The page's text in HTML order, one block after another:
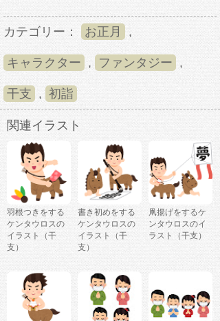
カテゴリー： お正月 ,
キャラクター , ファンタジー ,
干支 , 初詣
関連イラスト
羽根つきをする
ケンタウロスの
イラスト（干
支）
書き初めをする
ケンタウロスの
イラスト（干
支）
凧揚げをするケ
ンタウロスのイ
ラスト（干支）